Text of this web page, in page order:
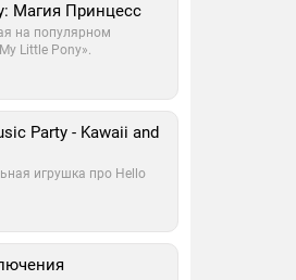
Магия Принцесс
на популярном
Little Pony».
Party - Kawaii and
игрушка про Hello